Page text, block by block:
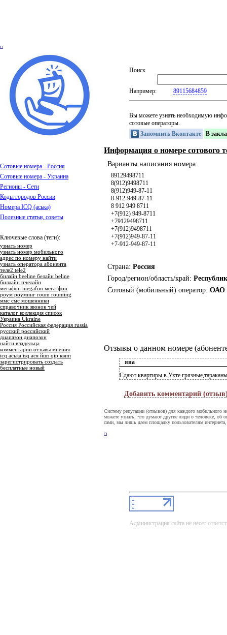
Сотовые номера - Россия
Сотовые номера - Украина
Регионы - Сети
Коды городов России
Номера ICQ (аська)
Полезные статьи, советы
Ключевые слова (теги):
узнать номер
узнать номер мобильного
адрес по номеру найти
узнать оператора абонента
теле2 tele2
билайн beeline белайн beline
биллайн пчелайн
мегафон megafon мега-фон
роум роуминг roum rouming
ммс смс мошенники
справочник звонок чей
каталог коллекция список
Украина Ukraine
Россия Российская федерация russia
русский российский
диапазон диапозон
найти владельца
комментарии отзывы мнения
icq аська isq ася йшз qip квип
зарегистрировать создать
бесплатные новый
Поиск
Например: 89115684859
Вы можете узнать необходимую
сотовые операторы.
Запомнить Вконтакте
В
Информация о номере сотового
Варианты написания номера:
89129498711
8(912)9498711
8(912)949-87-11
8-912-949-87-11
8 912 949 8711
+7(912) 949-8711
+79129498711
+7(912)9498711
+7(912)949-87-11
+7-912-949-87-11
Страна: Россия
Город/регион/область/край:
Сотовый (мобильный) оператор: ОАО
Отзывы о данном номере
яна
Сдают квартиры в Ухте
Добавить комментарий
Систему репутации (отзывов) для каждого
можете узнать, что думают другие люди о человеке, об
сами, мы лишь даем площадку пользователям
Администрация сайта не несет